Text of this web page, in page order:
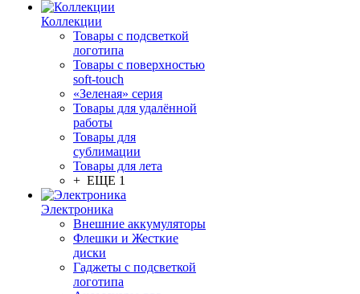
Коллекции
Товары с подсветкой
логотипа
Товары с поверхностью
soft-touch
«Зеленая» серия
Товары для удалённой
работы
Товары для
сублимации
Товары для лета
+ ЕЩЕ 1
Электроника
Внешние аккумуляторы
Флешки и Жесткие
диски
Гаджеты с подсветкой
логотипа